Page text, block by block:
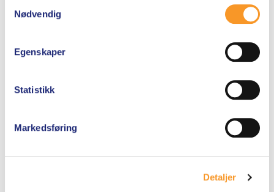
Nødvendig
Egenskaper
Statistikk
Markedsføring
Detaljer